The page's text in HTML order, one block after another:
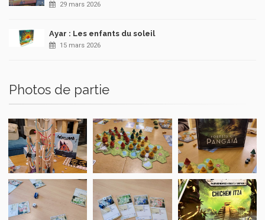
29 mars 2026
Ayar : Les enfants du soleil
15 mars 2026
Photos de partie